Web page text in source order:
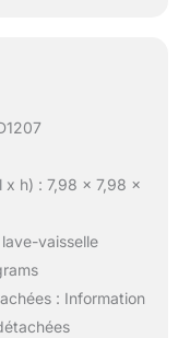
x h) : 7,98 x 7,98 x
vaisselle
: Information